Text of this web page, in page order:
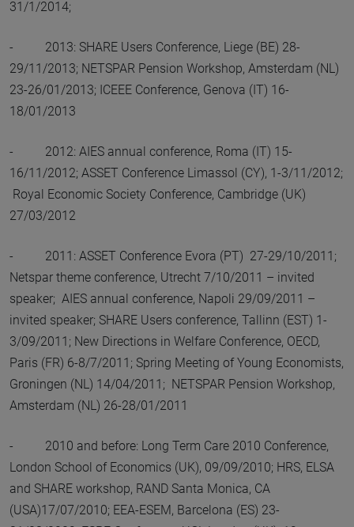
31/1/2014;
- 2013: SHARE Users Conference, Liege (BE) 28-
29/11/2013; NETSPAR Pension Workshop, Amsterdam (NL)
23-26/01/2013; ICEEE Conference, Genova (IT) 16-
18/01/2013
- 2012: AIES annual conference, Roma (IT) 15-
16/11/2012; ASSET Conference Limassol (CY), 1-3/11/2012;
Royal Economic Society Conference, Cambridge (UK)
27/03/2012
- 2011: ASSET Conference Evora (PT) 27-29/10/2011;
Netspar theme conference, Utrecht 7/10/2011 – invited
speaker; AIES annual conference, Napoli 29/09/2011 –
invited speaker; SHARE Users conference, Tallinn (EST) 1-
3/09/2011; New Directions in Welfare Conference, OECD,
Paris (FR) 6-8/7/2011; Spring Meeting of Young Economists,
Groningen (NL) 14/04/2011; NETSPAR Pension Workshop,
Amsterdam (NL) 26-28/01/2011
- 2010 and before: Long Term Care 2010 Conference,
London School of Economics (UK), 09/09/2010; HRS, ELSA
and SHARE workshop, RAND Santa Monica, CA
(USA)17/07/2010; EEA-ESEM, Barcelona (ES) 23-